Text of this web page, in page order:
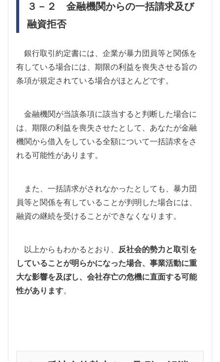
３－２ 金融機関からの一括請求及び
融資拒否
銀行取引約定書には、企業が暴力団員等と関係を
有している場合には、期限の利益を喪失させる旨の
条項が規定されている場合がほとんどです。
金融機関が当該条項に該当すると判断した場合に
は、期限の利益を喪失させたとして、あなたが金融
機関から借入をしている全額について一括請求をさ
れる可能性があります。
また、一括請求がされなかったとしても、暴力団
員等と関係を有していることが判明した場合には、
融資の継続を受けることができなくなります。
以上からもわかるとおり、
反社会的勢力と取引を
していることが明らかになった場合、事業活動に重
大な影響を及ぼし、会社存亡の危機に直面する可能
性があります。